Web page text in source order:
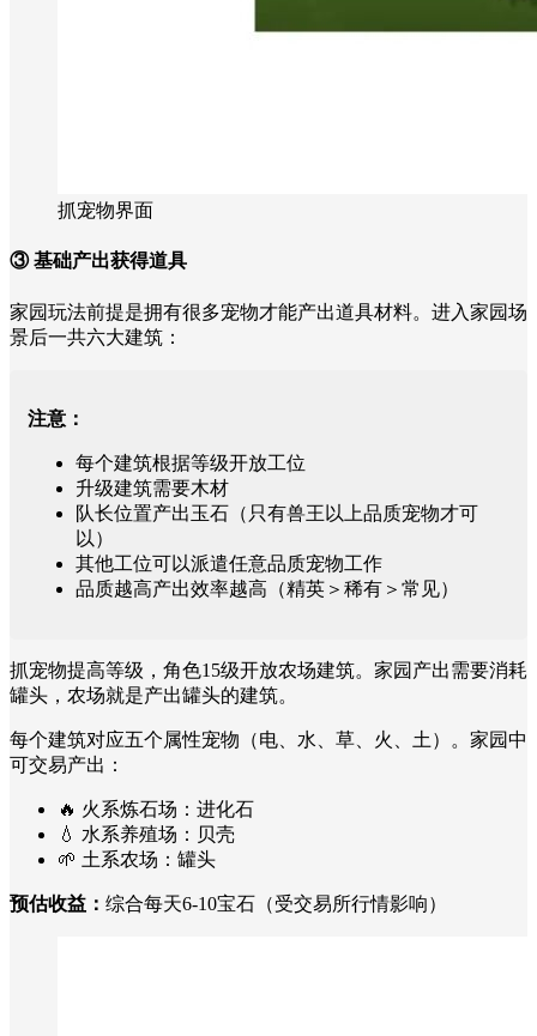
抓宠物界面
③ 基础产出获得道具
家园玩法前提是拥有很多宠物才能产出道具材料。进入家园场
景后一共六大建筑：
注意：
每个建筑根据等级开放工位
升级建筑需要木材
队长位置产出玉石（只有兽王以上品质宠物才可
以）
其他工位可以派遣任意品质宠物工作
品质越高产出效率越高（精英＞稀有＞常见）
抓宠物提高等级，角色15级开放农场建筑。家园产出需要消耗
罐头，农场就是产出罐头的建筑。
每个建筑对应五个属性宠物（电、水、草、火、土）。家园中
可交易产出：
🔥 火系炼石场：进化石
💧 水系养殖场：贝壳
🌱 土系农场：罐头
预估收益： 综合每天6-10宝石（受交易所行情影响）